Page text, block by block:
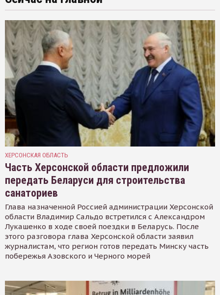
ХЕРСОНСКАЯ ОБЛАСТЬ
Часть Херсонской области предложили
передать Беларуси для строительства
санаториев
Глава назначенной Россией администрации Херсонской
области Владимир Сальдо встретился с Александром
Лукашенко в ходе своей поездки в Беларусь. После
этого разговора глава Херсонской области заявил
журналистам, что регион готов передать Минску часть
побережья Азовского и Черного морей